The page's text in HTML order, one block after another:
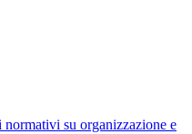
su organizzazione e